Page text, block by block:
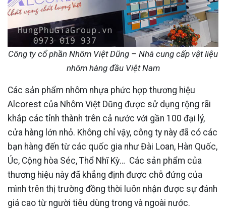
Công ty cổ phần Nhôm Việt Dũng – Nhà cung cấp vật liệu
nhôm hàng đầu Việt Nam
Các sản phẩm nhôm nhựa phức hợp thương hiệu
Alcorest của Nhôm Việt Dũng được sử dụng rộng rãi
khắp các tỉnh thành trên cả nước với gần 100 đại lý,
cửa hàng lớn nhỏ. Không chỉ vậy, công ty này đã có các
bạn hàng đến từ các quốc gia như Đài Loan, Hàn Quốc,
Úc, Cộng hòa Séc, Thổ Nhĩ Kỳ… Các sản phẩm của
thương hiệu này đã khẳng định được chỗ đứng của
mình trên thị trường đồng thời luôn nhận được sự đánh
giá cao từ người tiêu dùng trong và ngoài nước.